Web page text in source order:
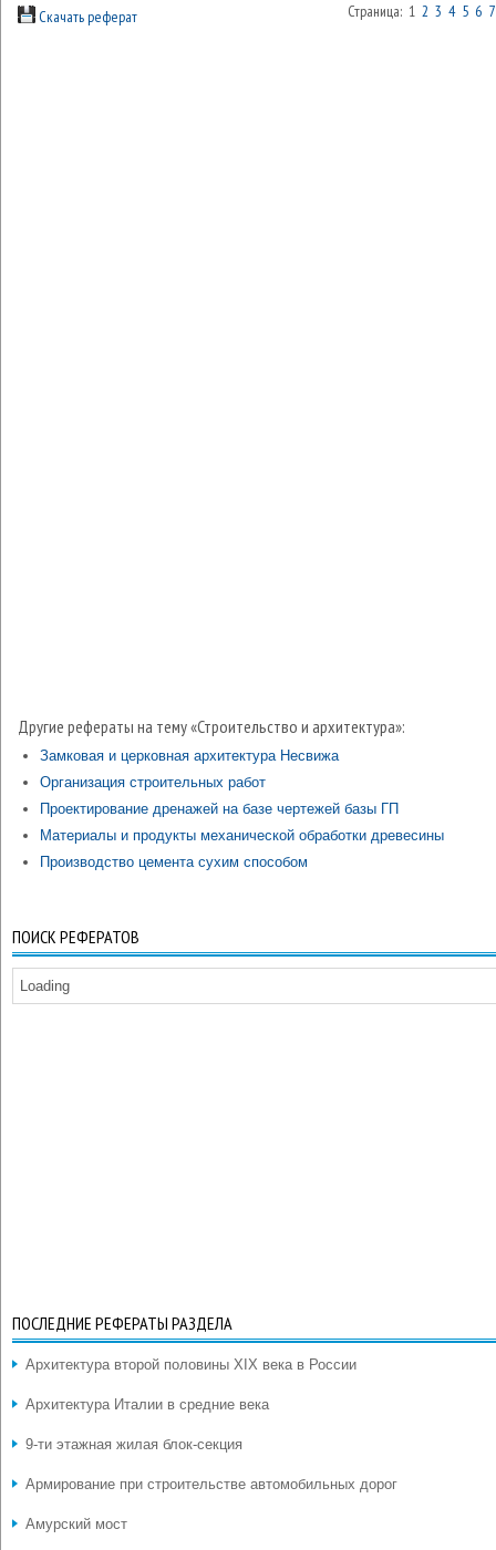
Скачать реферат Страница: 1 2 3 4 5 6 7
Другие рефераты на тему «Строительство и архитектура»:
Замковая и церковная архитектура Несвижа
Организация строительных работ
Проектирование дренажей на базе чертежей базы ГП
Материалы и продукты механической обработки древесины
Производство цемента сухим способом
ПОИСК РЕФЕРАТОВ
Loading
ПОСЛЕДНИЕ РЕФЕРАТЫ РАЗДЕЛА
Архитектура второй половины XIX века в России
Архитектура Италии в средние века
9-ти этажная жилая блок-секция
Армирование при строительстве автомобильных дорог
Амурский мост